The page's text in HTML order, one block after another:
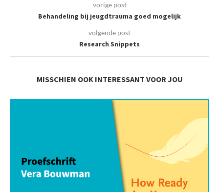
vorige post
Behandeling bij jeugdtrauma goed mogelijk
volgende post
Research Snippets
MISSCHIEN OOK INTERESSANT VOOR JOU